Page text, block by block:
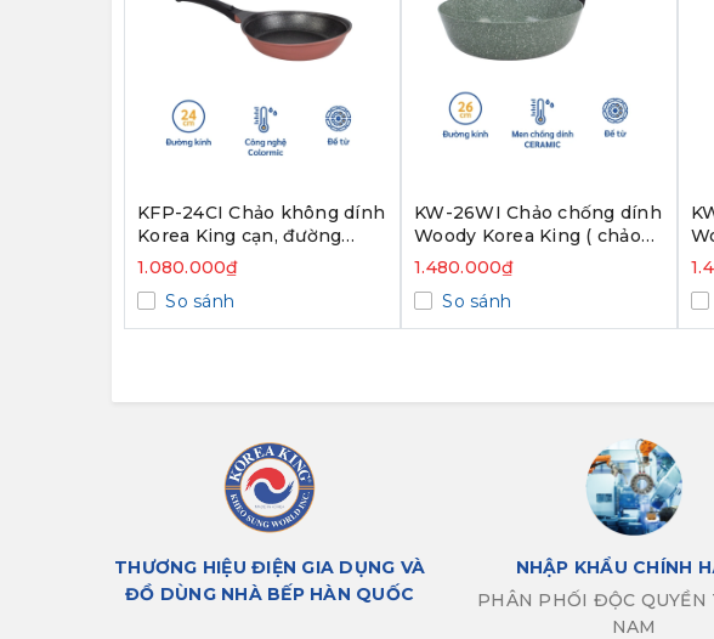
KFP-24CI Chảo không dính
Korea King cạn, đường
kính 24cm, đáy màu hồng -
Hàng chính hãng
1.080.000₫
So sánh
KW-26WI Chảo chống dính
Woody Korea King ( chảo
sâu, size 26cm, green) -
Hàng chính hãng
1.480.000₫
So sánh
THƯƠNG HIỆU ĐIỆN GIA DỤNG VÀ
ĐỒ DÙNG NHÀ BẾP HÀN QUỐC
NHẬP KHẨU CHÍNH
PHÂN PHỐI ĐỘC QUYỀN
NAM